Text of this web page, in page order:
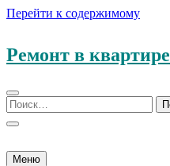
Перейти к содержимому
Ремонт в квартире
Меню